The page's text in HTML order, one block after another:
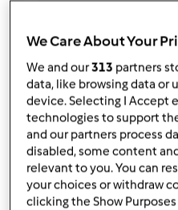
por
Adicionar às
Criar
We Care About Your
We and our313 partners
data, like browsing data or
device. Selecting I Accept
technologies to support
and our partners process
disabled, some content
relevant to you. You can
your choices or withdraw
clicking the Show